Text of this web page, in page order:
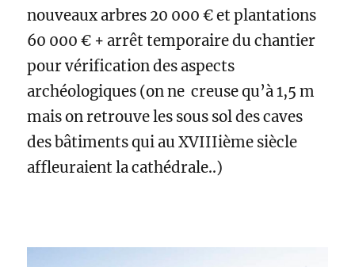
nouveaux arbres 20 000 € et plantations
60 000 € + arrêt temporaire du chantier
pour vérification des aspects
archéologiques (on ne creuse qu’à 1,5 m
mais on retrouve les sous sol des caves
des bâtiments qui au XVIIIième siècle
affleuraient la cathédrale..)